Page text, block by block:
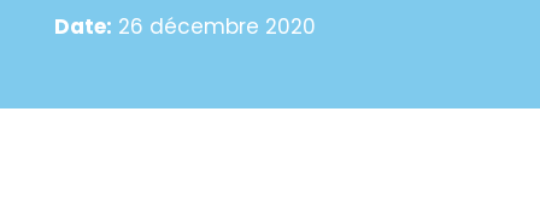
Date: 26 décembre 2020